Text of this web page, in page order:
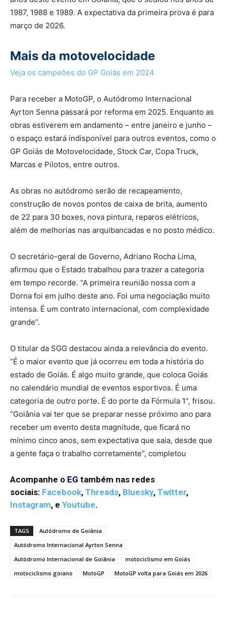
1987, 1988 e 1989. A expectativa da primeira prova é para
março de 2026.
Mais da motovelocidade
Veja os campeões do GP Goiás em 2024
Para receber a MotoGP, o Autódromo Internacional
Ayrton Senna passará por reforma em 2025. Enquanto as
obras estiverem em andamento – entre janeiro e junho –
o espaço estará indisponível para outros eventos, como o
GP Goiás de Motovelocidade, Stock Car, Copa Truck,
Marcas e Pilotos, entre outros.
As obras no autódromo serão de recapeamento,
construção de novos pontos de caixa de brita, aumento
de 22 para 30 boxes, nova pintura, reparos elétricos,
além de melhorias nas arquibancadas e no posto médico.
O secretário-geral de Governo, Adriano Rocha Lima,
afirmou que o Estado trabalhou para trazer a categoria
em tempo recorde. “A primeira reunião nossa com a
Dorna foi em julho deste ano. Foi uma negociação muito
intensa. É um contrato internacional, com complexidade
grande”.
O titular da SGG destacou ainda a relevância do evento.
“É o maior evento que já ocorreu em toda a história do
estado de Goiás. É algo muito grande, que coloca Goiás
no calendário mundial de eventos esportivos. É uma
categoria de outro porte. É do porte da Fórmula 1”, frisou.
“Goiânia vai ter que se preparar nesse próximo ano para
receber um evento desta magnitude, que ficará no
mínimo cinco anos, sem expectativa que saia, desde que
a gente faça o trabalho corretamente”, completou
Acompanhe o EG também nas redes
sociais: Facebook, Threads, Bluesky, Twitter,
Instagram, e Youtube.
TAGS
Autódromo de Goiânia
Autódromo Internacional Ayrton Senna
Autódromo Internacional de Goiânia
motociclismo em Goiás
motociclismo goiano
MotoGP MotoGP volta para Goiás em 2026